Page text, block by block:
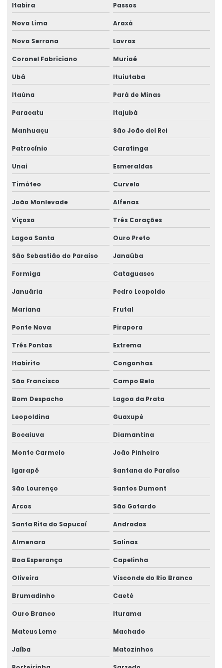
Manutenção preventiva em talhas elétricas
Modernização de ponte rolante
Montagem de barramento blindado
Montagem de caminho de rolamento
Montagem De Equipamentos De Elevação
Montagem De Pontes Rolantes Seguras
Montagem e desmontagem de ponte rolante
Montagem de ponte rolante
Montagem de talha elétrica
Motor para ponte rolante
Motor redutor para ponte rolante
Movimentação de cargas laner
Movimentação Horizontal Com Trole Elétrico
Painel elétrico para ponte rolante
Painel elétrico para talha
Peças para ponte rolante
Peças para ponte rolante swf
Peças para pontes rolantes de qualquer marca
Peças de reposição para pontes rolantes
Peças sobressalentes para pontes rolantes
Peças para talha elétrica
Ponte rolante fabricante
Pontes rolante swf
Pontes rolante e talhas para ambientes perigosos
Projetos especiais em pontes rolantes
Projetos especiais em talhas elétricas
Radio controle para ponte rolante
Reforma de caminho de rolamento
Reforma De Equipamentos De Movimentação De Cargas
Itabira Passos
Nova Lima Araxá
Nova Serrana Lavras
Coronel Fabriciano Muriaé
Ubá Ituiutaba
Itaúna Pará de Minas
Paracatu Itajubá
Manhuaçu São João del Rei
Patrocínio Caratinga
Unaí Esmeraldas
Timóteo Curvelo
João Monlevade Alfenas
Viçosa Três Corações
Lagoa Santa Ouro Preto
São Sebastião do Paraíso Janaúba
Formiga Cataguases
Januária Pedro Leopoldo
Mariana Frutal
Ponte Nova Pirapora
Três Pontas Extrema
Itabirito Congonhas
São Francisco Campo Belo
Bom Despacho Lagoa da Prata
Leopoldina Guaxupé
Bocaiuva Diamantina
Monte Carmelo João Pinheiro
Igarapé Santana do Paraíso
São Lourenço Santos Dumont
Arcos São Gotardo
Santa Rita do Sapucaí Andradas
Almenara Salinas
Boa Esperança Capelinha
Oliveira Visconde do Rio Branco
Brumadinho Caeté
Ouro Branco Iturama
Mateus Leme Machado
Jaíba Matozinhos